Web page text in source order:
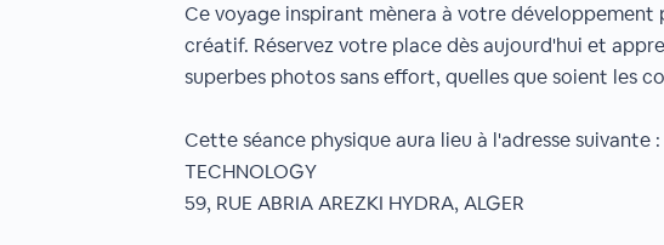
Ce voyage inspirant mènera à votre développement
créatif. Réservez votre place dès aujourd'hui et
superbes photos sans effort, quelles que soient les
Cette séance physique aura lieu à l'adresse suivante :
TECHNOLOGY
59, RUE ABRIA AREZKI HYDRA, ALGER